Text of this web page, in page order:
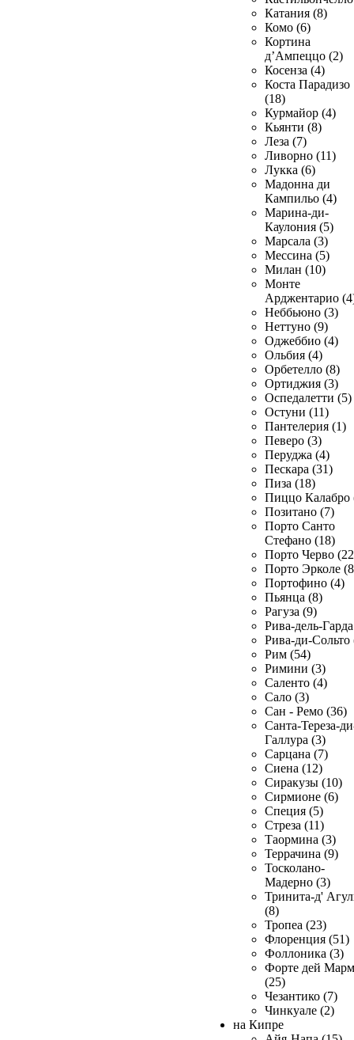
Катания (8)
Комо (6)
Кортина
д’Ампеццо (2)
Косенза (4)
Коста Парадизо
(18)
Курмайор (4)
Кьянти (8)
Леза (7)
Ливорно (11)
Лукка (6)
Мадонна ди
Кампильо (4)
Марина-ди-
Каулония (5)
Марсала (3)
Мессина (5)
Милан (10)
Монте
Арджентарио
Неббьюно (3)
Неттуно (9)
Оджеббио (4)
Ольбия (4)
Орбетелло (8)
Ортиджия (3)
Оспедалетти (5)
Остуни (11)
Пантелерия (1)
Певеро (3)
Перуджа (4)
Пескара (31)
Пиза (18)
Пиццо Калабро
Позитано (7)
Порто Санто
Стефано (18)
Порто Черво
Порто Эрколе
Портофино (4)
Пьянца (8)
Рагуза (9)
Рива-дель-
Рива-ди-Сольто
Рим (54)
Римини (3)
Саленто (4)
Сало (3)
Сан - Ремо (36)
Санта-Тереза-
Галлура (3)
Сарцана (7)
Сиена (12)
Сиракузы (10)
Сирмионе (6)
Специя (5)
Стреза (11)
Таормина (3)
Террачина (9)
Тосколано-
Мадерно (3)
Тринита-д'
(8)
Тропеа (23)
Флоренция (51)
Фоллоника (3)
Форте дей
(25)
Чезантико (7)
Чинкуале (2)
на Кипре